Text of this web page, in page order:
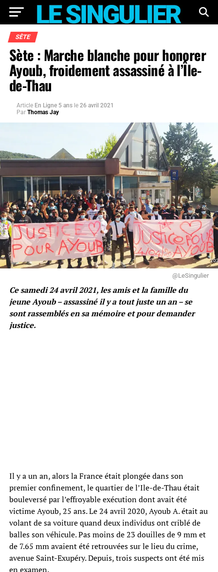
SÈTE
Sète : Marche blanche pour honorer
Ayoub, froidement assassiné à l’Île-
de-Thau
Article En Ligne 5 ans le 26 avril 2021
Par Thomas Jay
@LeSingulier
Ce samedi 24 avril 2021, les amis et la famille du
jeune Ayoub – assassiné il y a tout juste un an – se
sont rassemblés en sa mémoire et pour demander
justice.
Il y a un an, alors la France était plongée dans son
premier confinement, le quartier de l’Ile-de-Thau était
bouleversé par l’effroyable exécution dont avait été
victime Ayoub, 25 ans. Le 24 avril 2020, Ayoub A. était au
volant de sa voiture quand deux individus ont criblé de
balles son véhicule. Pas moins de 23 douilles de 9 mm et
de 7.65 mm avaient été retrouvées sur le lieu du crime,
avenue Saint-Exupéry. Depuis, trois suspects ont été mis
en examen.